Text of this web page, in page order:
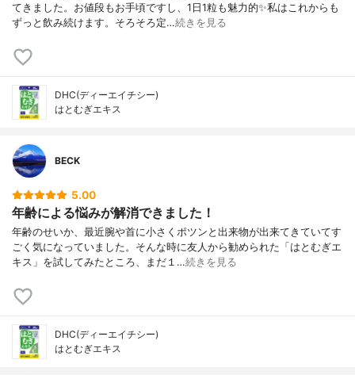
てきました。お値段もお手頃ですし、1日1粒も魅力的✨私はこれからも
ずっと飲み続けます。そろそろ定…続きを見る
DHC(ディーエイチシー)
はとむぎエキス
BECK
5.00
年齢による悩みが解消できました！
年齢のせいか、最近腕や首に小さくポツンと出来物が出来てきていてす
ごく気になっていました。そんな時に友人から勧められた「はとむぎエ
キス」を試してみたところ、まだ１…続きを見る
DHC(ディーエイチシー)
はとむぎエキス